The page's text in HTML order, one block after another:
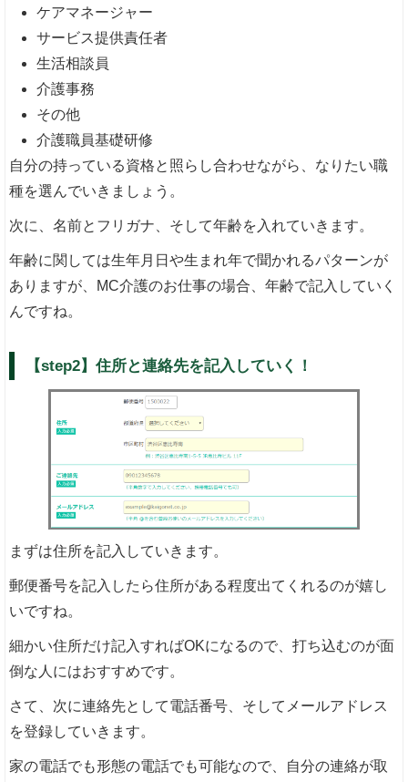
ケアマネージャー
サービス提供責任者
生活相談員
介護事務
その他
介護職員基礎研修
自分の持っている資格と照らし合わせながら、なりたい職
種を選んでいきましょう。
次に、名前とフリガナ、そして年齢を入れていきます。
年齢に関しては生年月日や生まれ年で聞かれるパターンが
ありますが、MC介護のお仕事の場合、年齢で記入していく
んですね。
【step2】住所と連絡先を記入していく！
まずは住所を記入していきます。
郵便番号を記入したら住所がある程度出てくれるのが嬉し
いですね。
細かい住所だけ記入すればOKになるので、打ち込むのが面
倒な人にはおすすめです。
さて、次に連絡先として電話番号、そしてメールアドレス
を登録していきます。
家の電話でも形態の電話でも可能なので、自分の連絡が取